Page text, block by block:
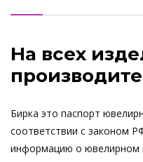
На всех
Бирка это паспорт
соответствии с законом
информацию о ювелирном